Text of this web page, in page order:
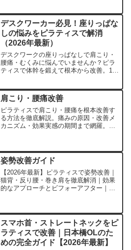
デスクワーカー必見！座りっぱな
しの悩みをピラティスで解消
（2026年最新）
デスクワークの座りっぱなしで肩こり・
腰痛・むくみに悩んでいませんか？ピラ
ティスで体幹を鍛えて根本から改善。1〜
肩こり・腰痛改善
ピラティスで肩こり・腰痛を根本改善す
る方法を徹底解説。痛みの原因・改善メ
カニズム・効果実感の期間まで網羅。ビ
痛み知らずの体へ
姿勢改善ガイド
【2026年最新】ピラティスで姿勢改善｜
猫背・反り腰・巻き肩を徹底解消｜効果
的なアプローチとビフォーアフター｜ビ
スマホ首・ストレートネックをピ
ラティスで改善｜日本橋OLのた
めの完全ガイド【2026年最新】